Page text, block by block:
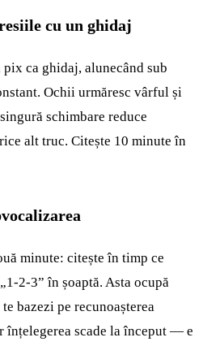
cu un ghidaj
ca ghidaj, alunecând sub
Ochii urmăresc vârful și
schimbare reduce
alt truc. Citește 10 minute în
minute: citește în timp ce
2-3” în șoaptă. Asta ocupă
bazezi pe recunoașterea
înțelegerea scade la început — e